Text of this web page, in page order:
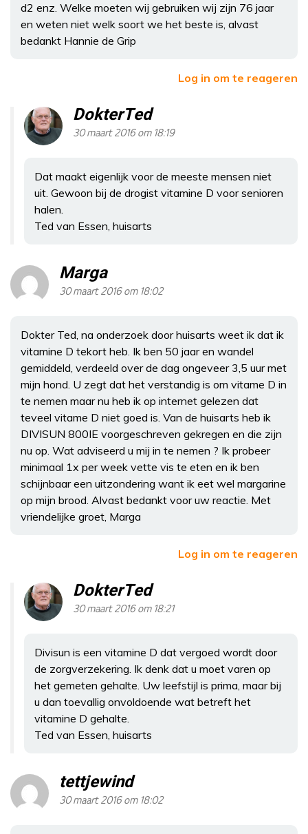
d2 enz. Welke moeten wij gebruiken wij zijn 76 jaar
en weten niet welk soort we het beste is, alvast
bedankt Hannie de Grip
Log in om te reageren
DokterTed
30 maart 2016 om 18:19
Dat maakt eigenlijk voor de meeste mensen niet
uit. Gewoon bij de drogist vitamine D voor senioren
halen.
Ted van Essen, huisarts
Marga
30 maart 2016 om 18:02
Dokter Ted, na onderzoek door huisarts weet ik dat ik
vitamine D tekort heb. Ik ben 50 jaar en wandel
gemiddeld, verdeeld over de dag ongeveer 3,5 uur met
mijn hond. U zegt dat het verstandig is om vitame D in
te nemen maar nu heb ik op internet gelezen dat
teveel vitame D niet goed is. Van de huisarts heb ik
DIVISUN 800IE voorgeschreven gekregen en die zijn
nu op. Wat adviseerd u mij in te nemen ? Ik probeer
minimaal 1x per week vette vis te eten en ik ben
schijnbaar een uitzondering want ik eet wel margarine
op mijn brood. Alvast bedankt voor uw reactie. Met
vriendelijke groet, Marga
Log in om te reageren
DokterTed
30 maart 2016 om 18:21
Divisun is een vitamine D dat vergoed wordt door
de zorgverzekering. Ik denk dat u moet varen op
het gemeten gehalte. Uw leefstijl is prima, maar bij
u dan toevallig onvoldoende wat betreft het
vitamine D gehalte.
Ted van Essen, huisarts
tettjewind
30 maart 2016 om 18:02